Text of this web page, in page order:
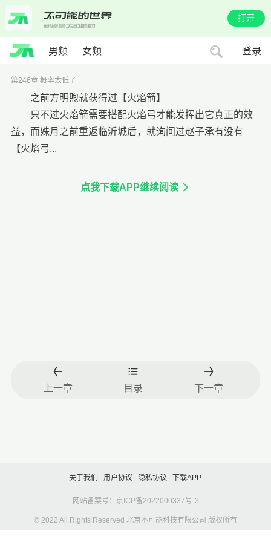
打开
男频 女频 登录
第246章 概率太低了
之前方明煦就获得过【火焰箭】
只不过火焰箭需要搭配火焰弓才能发挥出它真正的效
益，而姝月之前重返临沂城后，就询问过赵子承有没有
【火焰弓...
点我下载APP继续阅读
上一章 目录 下一章
关于我们 用户协议 隐私协议 下载APP
网站备案号：京ICP备2022000337号-3
© 2022 All Rights Reserved 北京不可能科技有限公司 版权所有